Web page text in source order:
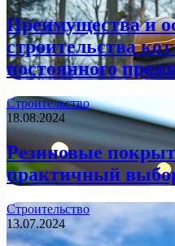
Преимущества и
строительства
постоянного
Строительство
18.08.2024
Резиновые
практичный
Строительство
13.07.2024